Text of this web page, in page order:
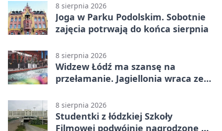
8 sierpnia 2026
Joga w Parku Podolskim. Sobotnie
zajęcia potrwają do końca sierpnia
8 sierpnia 2026
Widzew Łódź ma szansę na
przełamanie. Jagiellonia wraca ze
8 sierpnia 2026
Studentki z łódzkiej Szkoły
Filmowej podwójnie nagrodzone na